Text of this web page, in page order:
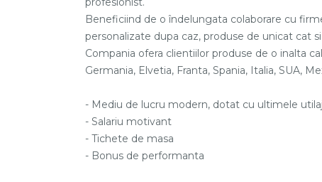
Beneficiind de o îndelungata colaborare cu
personalizate dupa caz, produse de unicat cat
Compania ofera clientiilor produse de o inalta
Germania, Elvetia, Franta, Spania, Italia, SUA,
- Mediu de lucru modern, dotat cu ultimele
- Salariu motivant
- Tichete de masa
- Bonus de performanta